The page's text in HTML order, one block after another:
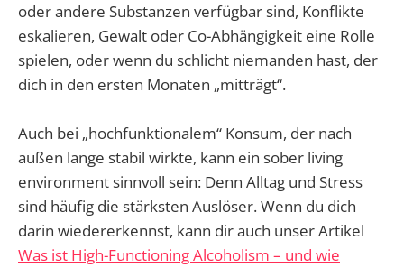
oder andere Substanzen verfügbar sind, Konflikte
eskalieren, Gewalt oder Co-Abhängigkeit eine Rolle
spielen, oder wenn du schlicht niemanden hast, der
dich in den ersten Monaten „mitträgt“.
Auch bei „hochfunktionalem“ Konsum, der nach
außen lange stabil wirkte, kann ein sober living
environment sinnvoll sein: Denn Alltag und Stress
sind häufig die stärksten Auslöser. Wenn du dich
darin wiedererkennst, kann dir auch unser Artikel
Was ist High-Functioning Alcoholism – und wie